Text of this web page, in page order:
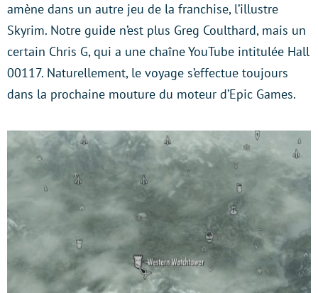
amène dans un autre jeu de la franchise, l’illustre
Skyrim. Notre guide n’est plus Greg Coulthard, mais un
certain Chris G, qui a une chaîne YouTube intitulée Hall
00117. Naturellement, le voyage s’effectue toujours
dans la prochaine mouture du moteur d’Epic Games.